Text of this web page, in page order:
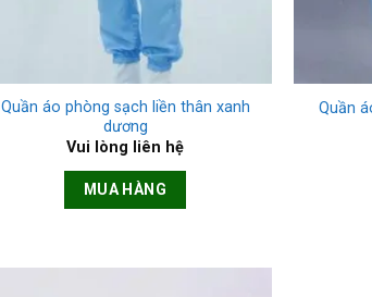
Quần áo phòng sạch liền thân xanh
dương
Vui lòng liên hệ
MUA HÀNG
Quần